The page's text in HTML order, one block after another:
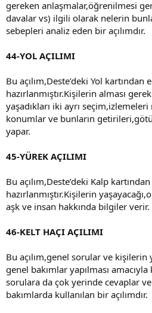
gereken anlaşmalar,öğrenilmesi
davalar vs) ilgili olarak nelerin
sebepleri analiz eden bir açılımdır.
44-YOL AÇILIMI
Bu açılım,Deste’deki Yol kartından
hazırlanmıştır.Kişilerin alması
yaşadıkları iki ayrı
konumlar ve bunların
yapar.
45-YÜREK AÇILIMI
Bu açılım,Deste’deki Kalp
hazırlanmıştır.Kişilerin
aşk ve insan hakkında bilgiler verir.
46-KELT HAÇI AÇILIMI
Bu açılım,genel sorular ve kişilerin
genel bakımlar yapılması
sorulara da çok yerinde cevaplar
bakımlarda kullanılan bir açılımdır.